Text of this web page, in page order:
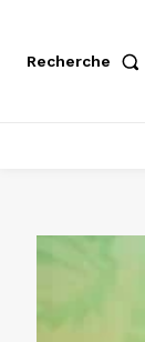
Recherche